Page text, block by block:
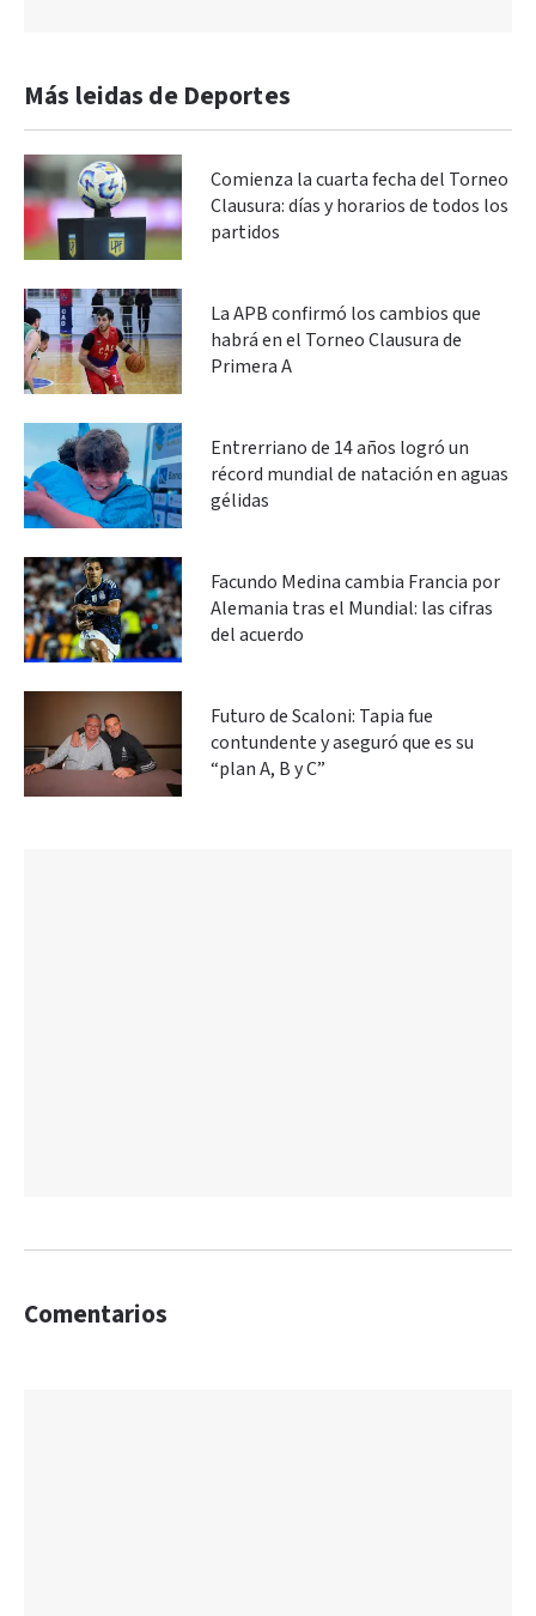
Más leidas de Deportes
Comienza la cuarta fecha del Torneo
Clausura: días y horarios de todos los
partidos
La APB confirmó los cambios que
habrá en el Torneo Clausura de
Primera A
Entrerriano de 14 años logró un
récord mundial de natación en aguas
gélidas
Facundo Medina cambia Francia por
Alemania tras el Mundial: las cifras
del acuerdo
Futuro de Scaloni: Tapia fue
contundente y aseguró que es su
“plan A, B y C”
Comentarios